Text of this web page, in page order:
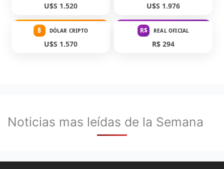
U$S 1.520 U$S 1.976
₿ DÓLAR CRIPTO
U$S 1.570
R$ REAL OFICIAL
R$ 294
Noticias mas leídas de la Semana